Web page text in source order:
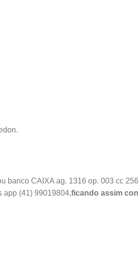
banco CAIXA ag. 1316 op. 003 cc
app (41) 99019804,ficando assim